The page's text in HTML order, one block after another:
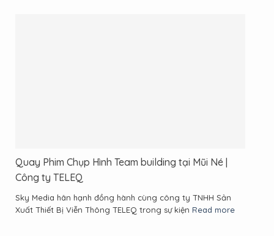
Quay Phim Chụp Hình Team building tại Mũi Né |
Công ty TELEQ
Sky Media hân hạnh đồng hành cùng công ty TNHH Sản
Xuất Thiết Bị Viễn Thông TELEQ trong sự kiện Read more